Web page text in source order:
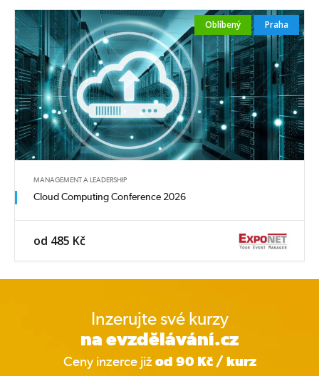
Oblíbený Praha
MANAGEMENT A LEADERSHIP
Cloud Computing Conference 2026
od 485 Kč
Inzerujte své kurzy
na evzdělávání.cz
Ceny inzerce jižod 90 Kč / kurz